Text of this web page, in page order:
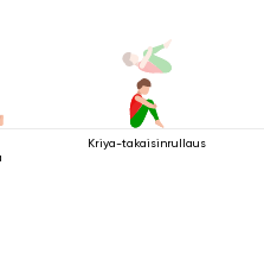
Kriya-takaisinrullaus